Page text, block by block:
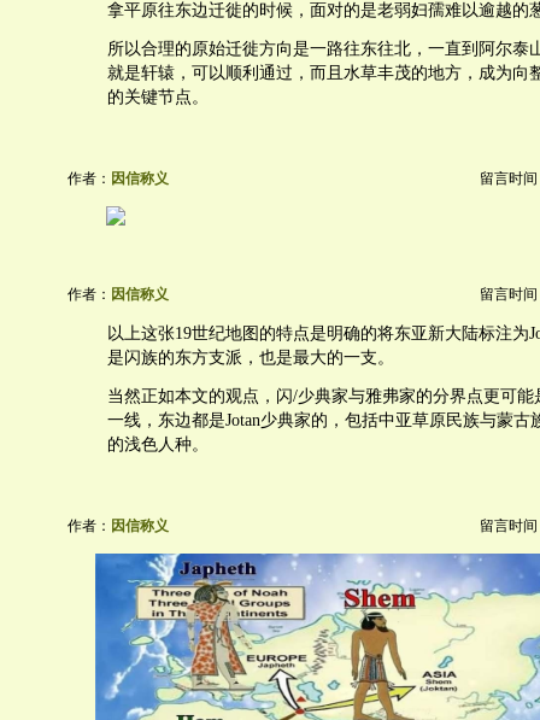
拿平原往东边迁徙的时候，面对的是老弱妇孺难以逾越的
所以合理的原始迁徙方向是一路往东往北，一直到阿尔泰
就是轩辕，可以顺利通过，而且水草丰茂的地方，成为向
的关键节点。
作者： 因信称义 留言时间
作者： 因信称义 留言时间
以上这张19世纪地图的特点是明确的将东亚新大陆标注为
是闪族的东方支派，也是最大的一支。
当然正如本文的观点，闪/少典家与雅弗家的分界点更可
一线，东边都是Jotan少典家的，包括中亚草原民族与蒙古
的浅色人种。
作者： 因信称义 留言时间